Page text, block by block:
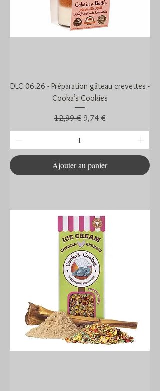
DLC 06.26 - Préparation gâteau crevettes -
Cooka’s Cookies
Prix original
12,99 € Prix promotionnel
9,74 €
Ajouter au panier